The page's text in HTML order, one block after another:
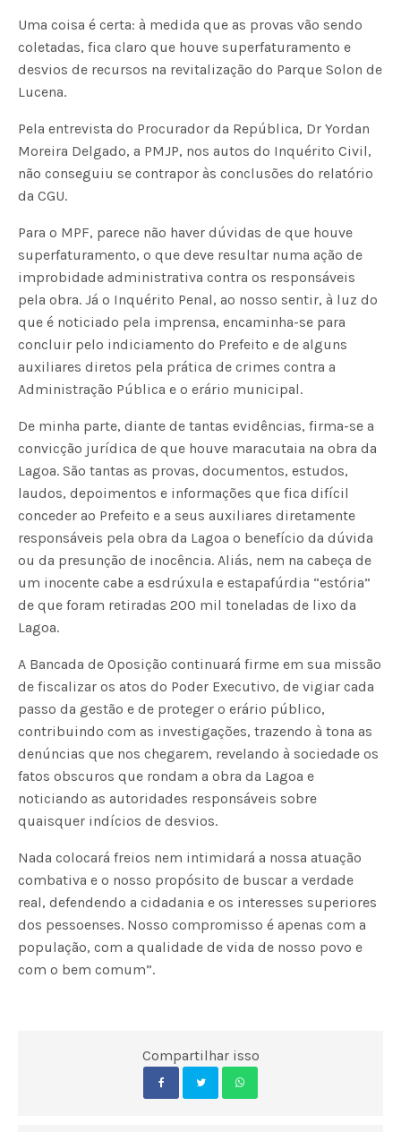
Uma coisa é certa: à medida que as provas vão sendo
coletadas, fica claro que houve superfaturamento e
desvios de recursos na revitalização do Parque Solon de
Lucena.
Pela entrevista do Procurador da República, Dr Yordan
Moreira Delgado, a PMJP, nos autos do Inquérito Civil,
não conseguiu se contrapor às conclusões do relatório
da CGU.
Para o MPF, parece não haver dúvidas de que houve
superfaturamento, o que deve resultar numa ação de
improbidade administrativa contra os responsáveis
pela obra. Já o Inquérito Penal, ao nosso sentir, à luz do
que é noticiado pela imprensa, encaminha-se para
concluir pelo indiciamento do Prefeito e de alguns
auxiliares diretos pela prática de crimes contra a
Administração Pública e o erário municipal.
De minha parte, diante de tantas evidências, firma-se a
convicção jurídica de que houve maracutaia na obra da
Lagoa. São tantas as provas, documentos, estudos,
laudos, depoimentos e informações que fica difícil
conceder ao Prefeito e a seus auxiliares diretamente
responsáveis pela obra da Lagoa o benefício da dúvida
ou da presunção de inocência. Aliás, nem na cabeça de
um inocente cabe a esdrúxula e estapafúrdia “estória”
de que foram retiradas 200 mil toneladas de lixo da
Lagoa.
A Bancada de Oposição continuará firme em sua missão
de fiscalizar os atos do Poder Executivo, de vigiar cada
passo da gestão e de proteger o erário público,
contribuindo com as investigações, trazendo à tona as
denúncias que nos chegarem, revelando à sociedade os
fatos obscuros que rondam a obra da Lagoa e
noticiando as autoridades responsáveis sobre
quaisquer indícios de desvios.
Nada colocará freios nem intimidará a nossa atuação
combativa e o nosso propósito de buscar a verdade
real, defendendo a cidadania e os interesses superiores
dos pessoenses. Nosso compromisso é apenas com a
população, com a qualidade de vida de nosso povo e
com o bem comum”.
Compartilhar isso